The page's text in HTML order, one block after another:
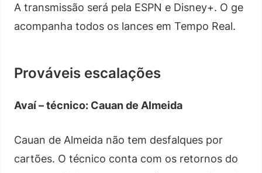
A transmissão será pela ESPN e Disney+. O ge
acompanha todos os lances em Tempo Real.
Prováveis escalações
Avaí – técnico: Cauan de Almeida
Cauan de Almeida não tem desfalques por
cartões. O técnico conta com os retornos do